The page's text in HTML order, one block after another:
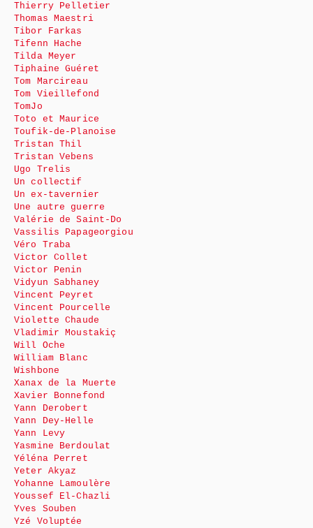
Thierry Pelletier
Thomas Maestri
Tibor Farkas
Tifenn Hache
Tilda Meyer
Tiphaine Guéret
Tom Marcireau
Tom Vieillefond
TomJo
Toto et Maurice
Toufik-de-Planoise
Tristan Thil
Tristan Vebens
Ugo Trelis
Un collectif
Un ex-tavernier
Une autre guerre
Valérie de Saint-Do
Vassilis Papageorgiou
Véro Traba
Victor Collet
Victor Penin
Vidyun Sabhaney
Vincent Peyret
Vincent Pourcelle
Violette Chaude
Vladimir Moustakiç
Will Oche
William Blanc
Wishbone
Xanax de la Muerte
Xavier Bonnefond
Yann Derobert
Yann Dey-Helle
Yann Levy
Yasmine Berdoulat
Yéléna Perret
Yeter Akyaz
Yohanne Lamoulère
Youssef El-Chazli
Yves Souben
Yzé Voluptée